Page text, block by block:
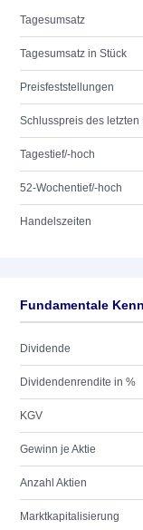
Tagesumsatz
Tagesumsatz in Stück
Preisfeststellungen
Schlusspreis des
Tagestief/-hoch
52-Wochentief/-hoch
Handelszeiten
Dividende
Dividendenrendite in %
KGV
Gewinn je Aktie
Anzahl Aktien
Marktkapitalisierung